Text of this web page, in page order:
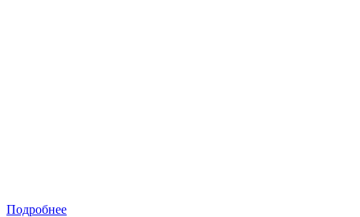
Подробнее